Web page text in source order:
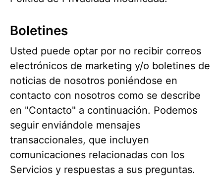
Boletines
Usted puede optar por no recibir correos
electrónicos de marketing y/o boletines de
noticias de nosotros poniéndose en
contacto con nosotros como se describe
en "Contacto" a continuación. Podemos
seguir enviándole mensajes
transaccionales, que incluyen
comunicaciones relacionadas con los
Servicios y respuestas a sus preguntas.